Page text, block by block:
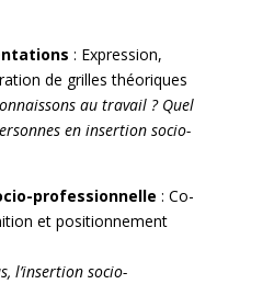
: Expression,
de grilles théoriques
au travail ? Quel
en insertion socio-
professionnelle : Co-
et positionnement
l’insertion socio-